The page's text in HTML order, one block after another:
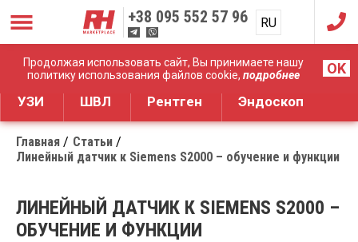
Продолжая использовать сайт, Вы принимаете нашу
политику использования файлов cookie, подробнее OK
+38 095 552 57 96 RU
UA
Дистрибуция медицинского оборудования
УЗИ ШВЛ Рентген Эндоскоп
Главная
Статьи
Линейный датчик к Siemens S2000 – обучение и функции
ЛИНЕЙНЫЙ ДАТЧИК К SIEMENS S2000 –
ОБУЧЕНИЕ И ФУНКЦИИ